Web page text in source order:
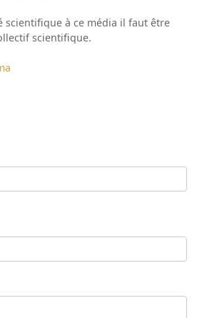
scientifique à ce média il faut être
scientifique.